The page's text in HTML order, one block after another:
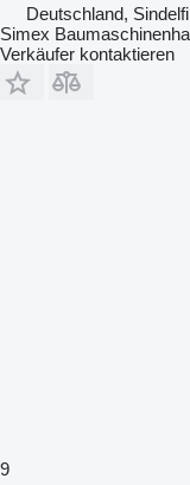
Deutschland,
Simex
Verkäufer kontaktieren
9